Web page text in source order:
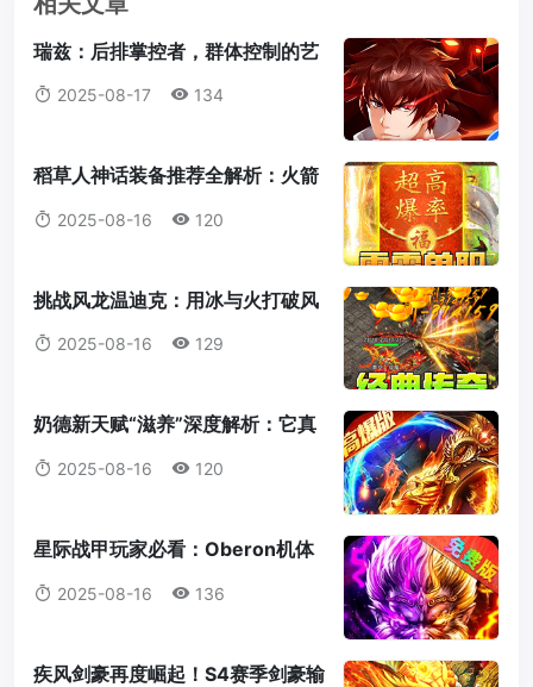
瑞兹：后排掌控者，群体控制的艺
术大师
2025-08-17 134
稻草人神话装备推荐全解析：火箭
腰带为何成为首选？
2025-08-16 120
挑战风龙温迪克：用冰与火打破风
暴统治！
2025-08-16 129
奶德新天赋“滋养”深度解析：它真
的值得我们放弃愈合吗？
2025-08-16 120
星际战甲玩家必看：Oberon机体
蓝图获取全攻略
2025-08-16 136
疾风剑豪再度崛起！S4赛季剑豪输